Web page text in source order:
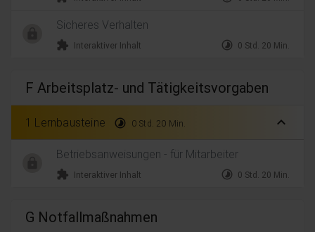
Sicheres Verhalten
extension Interaktiver Inhalt timelapse 0 Std. 20 Min.
F Arbeitsplatz- und Tätigkeitsvorgaben
1 Lernbausteine timelapse 0 Std. 20 Min. expand_less
Betriebsanweisungen - für Mitarbeiter
extension Interaktiver Inhalt timelapse 0 Std. 20 Min.
G Notfallmaßnahmen